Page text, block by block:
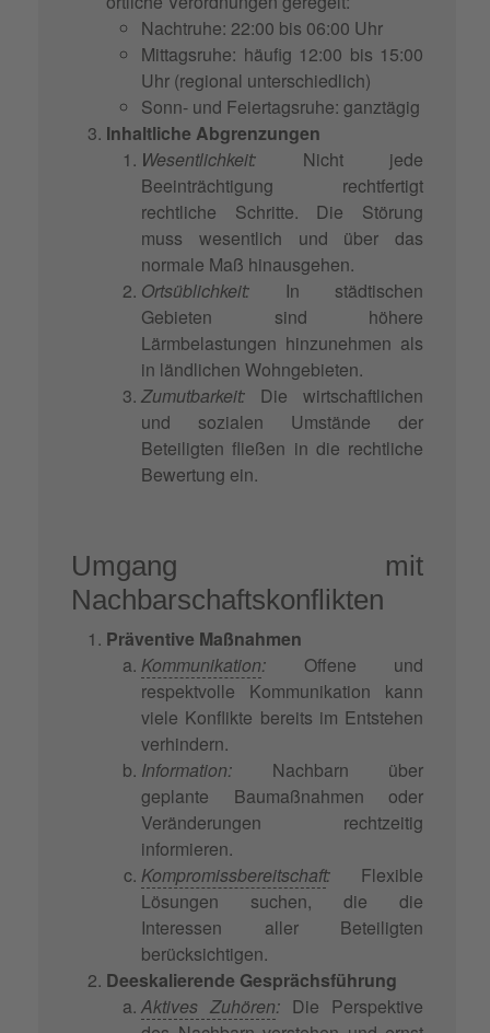
Nachtruhe: 22:00 bis 06:00 Uhr
Mittagsruhe: häufig 12:00 bis 15:00
Uhr (regional unterschiedlich)
Sonn- und Feiertagsruhe: ganztägig
Inhaltliche Abgrenzungen
Wesentlichkeit: Nicht jede
Beeinträchtigung rechtfertigt
rechtliche Schritte. Die Störung
muss wesentlich und über das
normale Maß hinausgehen.
Ortsüblichkeit: In städtischen
Gebieten sind höhere
Lärmbelastungen hinzunehmen als
in ländlichen Wohngebieten.
Zumutbarkeit: Die wirtschaftlichen
und sozialen Umstände der
Beteiligten fließen in die rechtliche
Bewertung ein.
Umgang mit
Nachbarschaftskonflikten
Präventive Maßnahmen
Kommunikation: Offene und
respektvolle Kommunikation kann
viele Konflikte bereits im Entstehen
verhindern.
Information: Nachbarn über
geplante Baumaßnahmen oder
Veränderungen rechtzeitig
informieren.
Kompromissbereitschaft: Flexible
Lösungen suchen, die die
Interessen aller Beteiligten
berücksichtigen.
Deeskalierende Gesprächsführung
Aktives Zuhören: Die Perspektive